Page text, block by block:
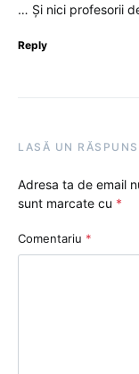
… Și nici profesorii
Reply
LASĂ UN RĂSPUNS
Adresa ta de email
sunt marcate cu *
Comentariu *